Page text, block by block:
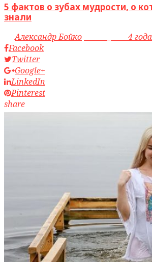
5 фактов о зубах мудрости, о
знали
byАлександр Бойко
4
Facebook
Twitter
Google+
LinkedIn
Pinterest
share